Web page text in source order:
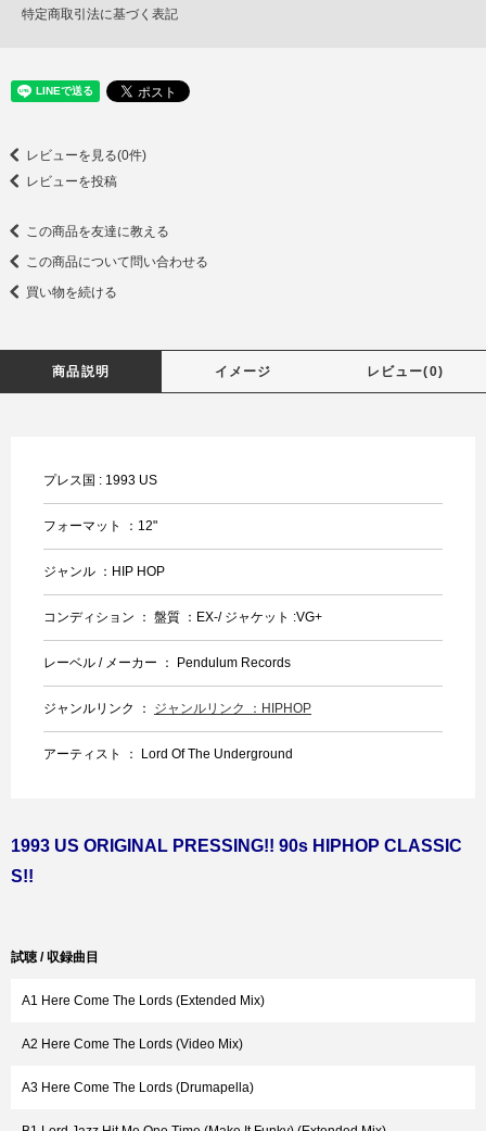
特定商取引法に基づく表記
レビューを見る(0件)
レビューを投稿
この商品を友達に教える
この商品について問い合わせる
買い物を続ける
商品説明 イメージ レビュー(0)
プレス国 : 1993 US
フォーマット ：12"
ジャンル ：HIP HOP
コンディション ： 盤質 ：EX-/ ジャケット :VG+
レーベル / メーカー ： Pendulum Records
ジャンルリンク ： ジャンルリンク ：HIPHOP
アーティスト ： Lord Of The Underground
1993 US ORIGINAL PRESSING!! 90s HIPHOP CLASSIC
S!!
試聴 / 収録曲目
A1 Here Come The Lords (Extended Mix)
A2 Here Come The Lords (Video Mix)
A3 Here Come The Lords (Drumapella)